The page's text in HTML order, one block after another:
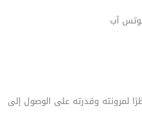
آب
لمرونته وقدرته على الوصول إلى